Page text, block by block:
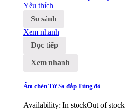
Yêu thích
So sánh
Xem nhanh
Đọc tiếp
Xem nhanh
Ấm chén Tử Sa đắp Tùng đỏ
Availability: In stockOut of stock